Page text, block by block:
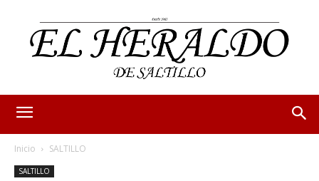
Inicio SALTILLO
SALTILLO